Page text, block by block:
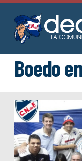
Saltar
contenido
Boedo